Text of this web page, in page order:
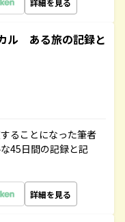
ル ある旅の記録と
ることになった筆者
45日間の記録と記
詳細を見る